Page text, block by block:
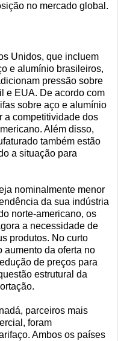
no mercado global.
Unidos, que incluem
e alumínio brasileiros,
pressão sobre
e EUA. De acordo com
sobre aço e alumínio
a competitividade dos
Além disso,
também estão
a situação para
nominalmente menor
da sua indústria
norte-americano, os
a necessidade de
produtos. No curto
aumento da oferta no
de preços para
estrutural da
parceiros mais
foram
Ambos os países